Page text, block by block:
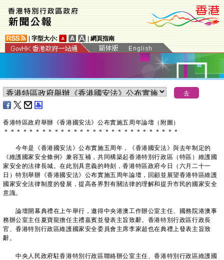
字型大小: 網頁指南
香港特區政府舉辦《香港國安法》公布實施五周年論壇（附圖）
＊ ＊ ＊ ＊ ＊ ＊ ＊ ＊ ＊ ＊ ＊ ＊ ＊ ＊ ＊ ＊ ＊ ＊ ＊ ＊ ＊ ＊ ＊ ＊ ＊ ＊ ＊ ＊
今年是《香港國安法》公布實施五周年，《香港國安法》與去年制定的
《維護國家安全條例》兼容互補，共同構築起香港特別行政區（特區）維護國
家安全的法律長城。在此別具意義的時刻，香港特區政府今日（六月二十一
日）特別舉辦《香港國安法》公布實施五周年論壇，回顧並展望香港特區維護
國家安全法律制度的發展，提高各界對有關法律的理解和提升市民的國家安全
意識。
論壇開幕典禮在上午舉行，邀得中央港澳工作辦公室主任、國務院港澳事
務辦公室主任夏寶龍擔任主禮嘉賓並發表主旨致辭。香港特別行政區行政長
官、香港特別行政區維護國家安全委員會主席李家超也在典禮上發表主旨致
辭。
中央人民政府駐香港特別行政區聯絡辦公室主任、香港特別行政區維護國